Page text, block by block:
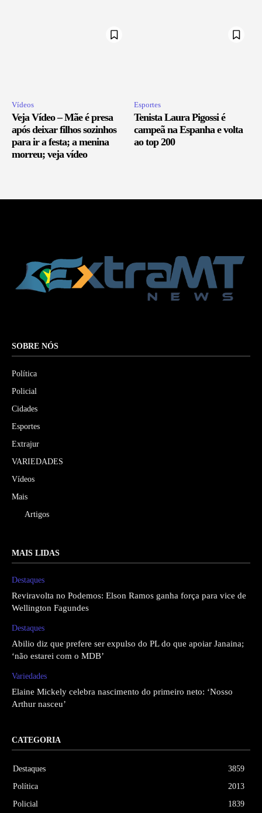
Vídeos
Veja Vídeo – Mãe é presa
após deixar filhos sozinhos
para ir a festa; a menina
morreu; veja vídeo
Esportes
Tenista Laura Pigossi é
campeã na Espanha e volta
ao top 200
SOBRE NÓS
Política
Policial
Cidades
Esportes
Extrajur
VARIEDADES
Vídeos
Mais
Artigos
MAIS LIDAS
Destaques
Reviravolta no Podemos: Elson Ramos ganha força para vice de
Wellington Fagundes
Destaques
Abilio diz que prefere ser expulso do PL do que apoiar Janaina;
‘não estarei com o MDB’
Variedades
Elaine Mickely celebra nascimento do primeiro neto: ‘Nosso
Arthur nasceu’
CATEGORIA
Destaques
3859
Política
2013
Policial
1839